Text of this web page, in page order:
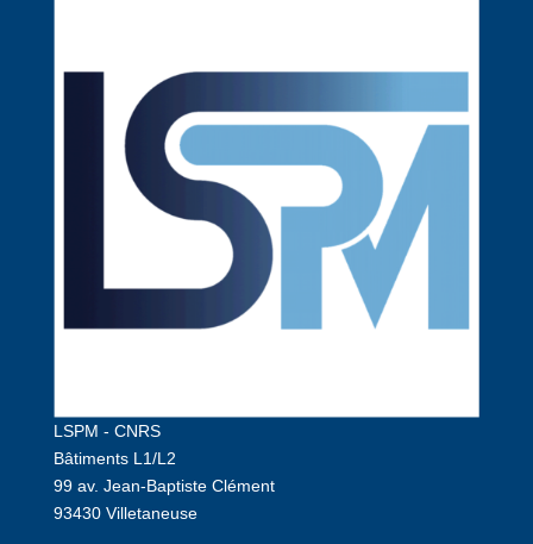
LSPM - CNRS
Bâtiments L1/L2
99 av. Jean-Baptiste Clément
93430 Villetaneuse